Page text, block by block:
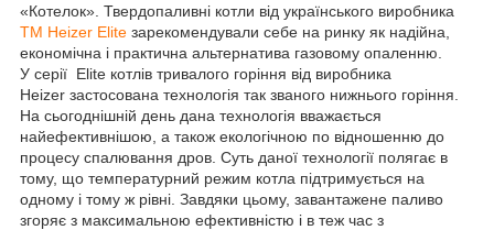
«Котелок». Твердопаливні котли від українського виробника
TM Heizer Elite зарекомендували себе на ринку як надійна,
економічна і практична альтернатива газовому опаленню.
У серії Elite котлів тривалого горіння від виробника
Heizer застосована технологія так званого нижнього горіння.
На сьогоднішній день дана технологія вважається
найефективнішою, а також екологічною по відношенню до
процесу спалювання дров. Суть даної технології полягає в
тому, що температурний режим котла підтримується на
одному і тому ж рівні. Завдяки цьому, завантажене паливо
згоряє з максимальною ефективністю і в теж час з